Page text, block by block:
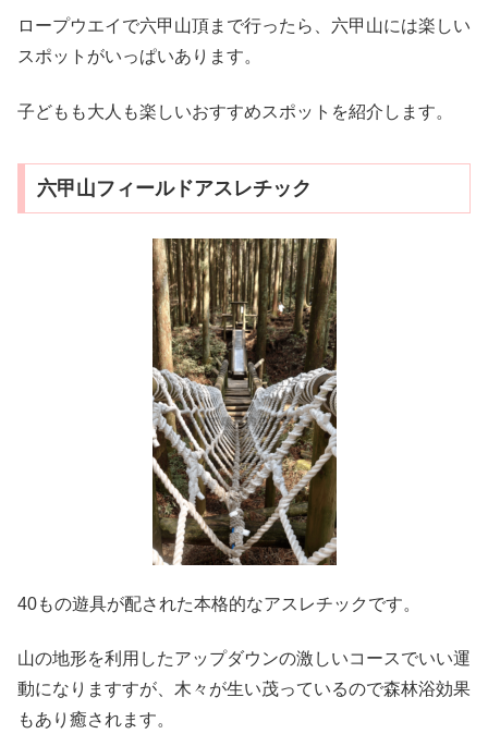
ロープウエイで六甲山頂まで行ったら、六甲山には楽しい
スポットがいっぱいあります。
子どもも大人も楽しいおすすめスポットを紹介します。
六甲山フィールドアスレチック
40もの遊具が配された本格的なアスレチックです。
山の地形を利用したアップダウンの激しいコースでいい運
動になりますすが、木々が生い茂っているので森林浴効果
もあり癒されます。